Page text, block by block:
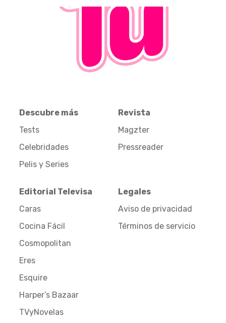
Descubre más
Tests
Celebridades
Pelis y Series
Revista
Magzter
Pressreader
Editorial Televisa
Caras
Cocina Fácil
Cosmopolitan
Eres
Esquire
Harper’s Bazaar
TVyNovelas
Legales
Aviso de privacidad
Términos de servicio